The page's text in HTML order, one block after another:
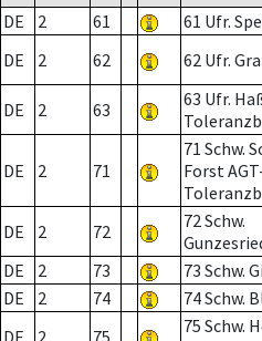
DE 2 61 61 Ufr.
DE
2 62 62 Ufr.
DE 2 63
63 Ufr.
DE 2 71
71 Schw.
Forst
DE 2 72
72 Schw.
DE
2 73 73 Schw.
DE
2 74 74 Schw.
75 Schw.